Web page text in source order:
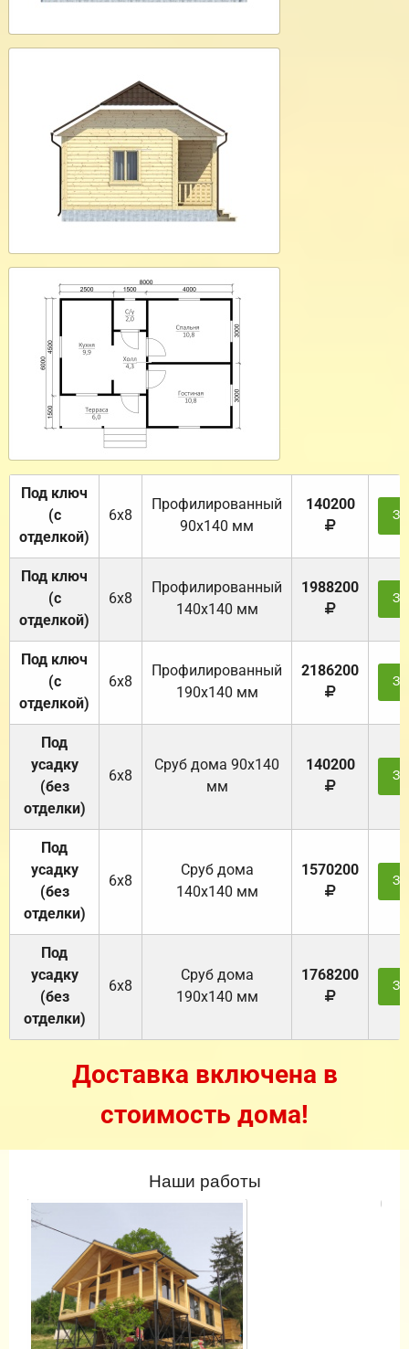
Под ключ
(с
отделкой)
6х8
Профилированный
90х140 мм
140200
Под ключ
(с
отделкой)
6х8
Профилированный
140х140 мм
1988200
Под ключ
(с
отделкой)
6х8
Профилированный
190х140 мм
2186200
Под
усадку
(без
отделки)
6х8
Cруб дома 90x140
мм
140200
Под
усадку
(без
отделки)
6х8
Cруб дома
140х140 мм
1570200
Под
усадку
(без
отделки)
6х8
Cруб дома
190х140 мм
1768200
Доставка включена в
стоимость дома!
Наши работы